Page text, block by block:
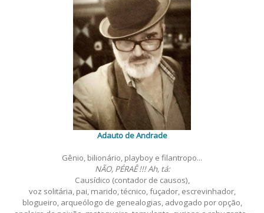
Adauto de Andrade
Gênio, bilionário, playboy e filantropo...
NÃO, PÉRAÊ !!! Ah, tá:
Causídico (contador de causos),
voz solitária, pai, marido, técnico, fuçador, escrevinhador,
blogueiro, arqueólogo de genealogias, advogado por opção,